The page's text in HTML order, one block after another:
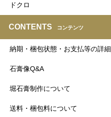
ドクロ
CONTENTS コンテンツ
納期・梱包状態・お支払等の詳細
石膏像Q&A
堀石膏制作について
送料・梱包料について